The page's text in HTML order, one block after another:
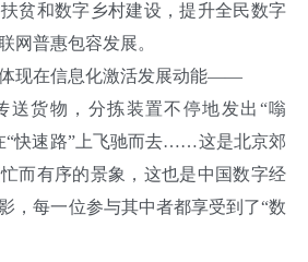
贫和数字乡村建设，提升全民数字
网普惠包容发展。
现在信息化激活发展动能——
送货物，分拣装置不停地发出“嗡
“快速路”上飞驰而去……这是北京郊
而有序的景象，这也是中国数字经
，每一位参与其中者都享受到了“数